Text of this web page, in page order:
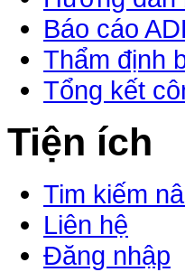
Báo cáo
Thẩm định
Tổng kết
Tiện ích
Tim kiếm
Liên hệ
Đăng nhập